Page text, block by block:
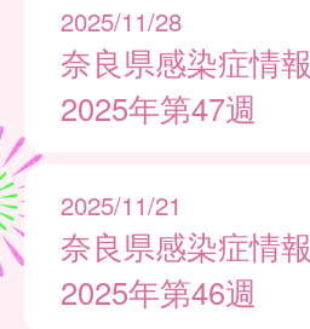
2025/11/28
奈良県感染症情報
2025年第47週
2025/11/21
奈良県感染症情報
2025年第46週